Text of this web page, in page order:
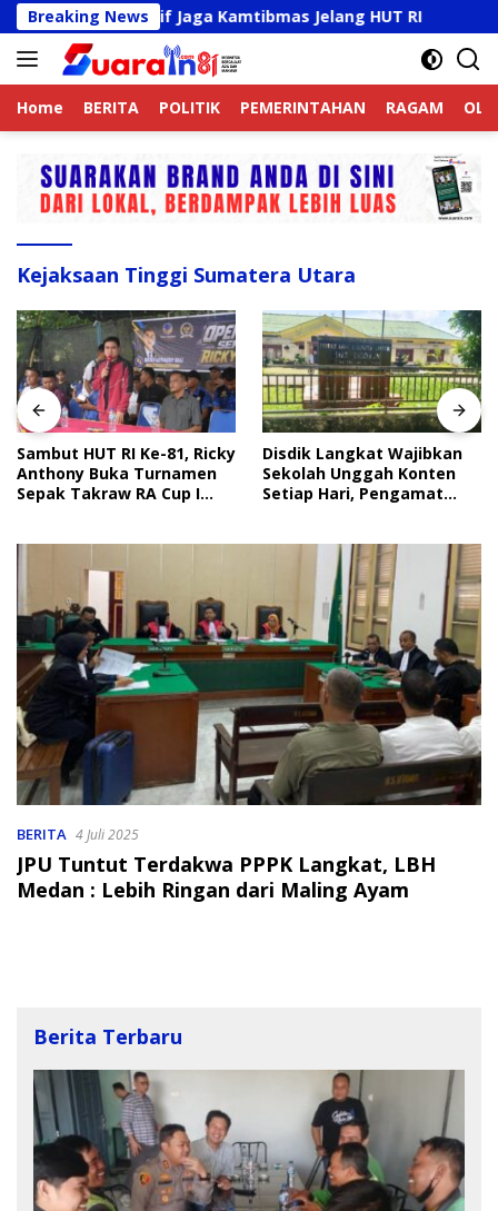
Langsung
ke
konten
Breaking News
Aktif Jaga Kamtibmas Jelang HUT RI
Home BERITA POLITIK PEMERINTAHAN RAGAM
Kejaksaan Tinggi Sumatera Utara
Sambut HUT RI Ke-81, Ricky
Anthony Buka Turnamen
Sepak Takraw RA Cup I
Disdik Langkat Wajibkan
Sekolah Unggah Konten
Setiap Hari, Pengamat
BERITA 4 Juli 2025
JPU Tuntut Terdakwa PPPK Langkat, LBH
Medan : Lebih Ringan dari Maling Ayam
Berita Terbaru